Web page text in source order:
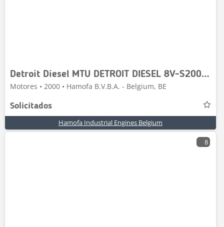
Detroit Diesel MTU DETROIT DIESEL 8V-S2000 NEW
Motores • 2000 • Hamofa B.V.B.A. - Belgium, BE
Solicitados
Hamofa Industrial Engines Belgium
8